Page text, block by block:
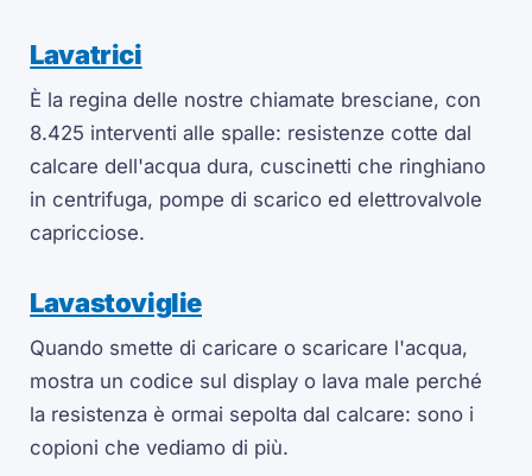
Lavatrici
È la regina delle nostre chiamate bresciane, con
8.425 interventi alle spalle: resistenze cotte dal
calcare dell'acqua dura, cuscinetti che ringhiano
in centrifuga, pompe di scarico ed elettrovalvole
capricciose.
Lavastoviglie
Quando smette di caricare o scaricare l'acqua,
mostra un codice sul display o lava male perché
la resistenza è ormai sepolta dal calcare: sono i
copioni che vediamo di più.